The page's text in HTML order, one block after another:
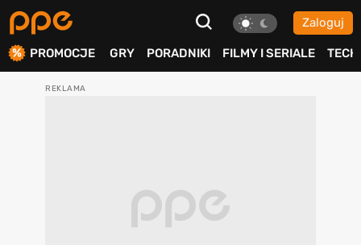
Zaloguj
PROMOCJE GRY PORADNIKI FILMY I SERIALE TECH